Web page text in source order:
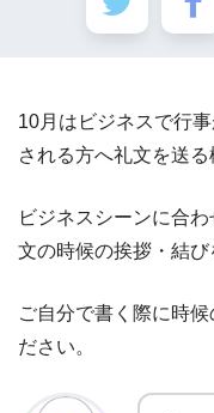
10月はビジネスで行
される方へ礼文を送る
ビジネスシーンに合
文の時候の挨拶・結び
ご自分で書く際に時
ださい。